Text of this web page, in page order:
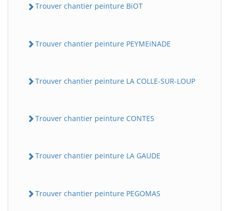
Trouver chantier peinture BiOT
Trouver chantier peinture PEYMEiNADE
Trouver chantier peinture LA COLLE-SUR-LOUP
Trouver chantier peinture CONTES
Trouver chantier peinture LA GAUDE
Trouver chantier peinture PEGOMAS